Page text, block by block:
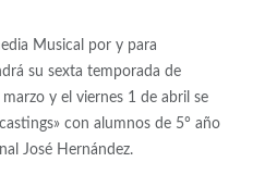
Musical por y para
su sexta temporada de
y el viernes 1 de abril se
con alumnos de 5° año
José Hernández.